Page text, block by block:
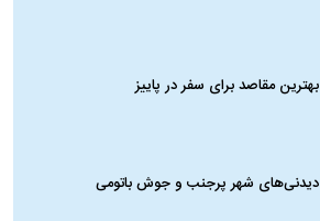
بهترین مقاصد برای سفر در پاییز
دیدنی‌های شهر پرجنب و جوش باتومی